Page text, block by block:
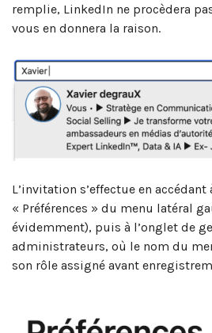
remplie, LinkedIn ne procèdera
vous en donnera la raison.
L’invitation s’effectue en accédant
« Préférences » du menu latéral
évidemment), puis à l’onglet de
administrateurs, où le nom du
son rôle assigné avant